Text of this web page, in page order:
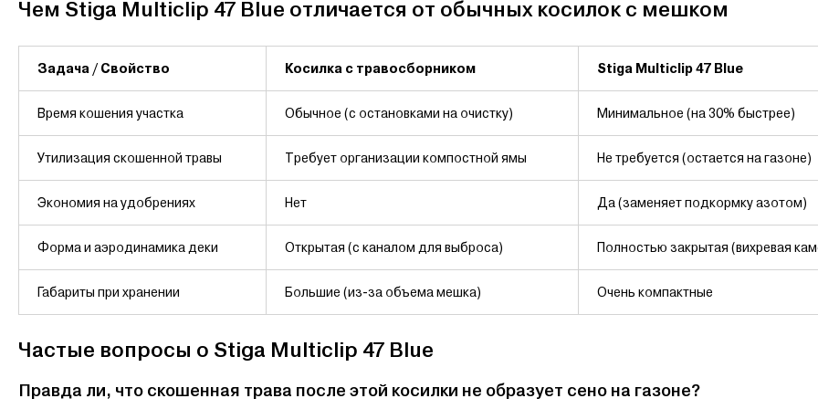
Чем Stiga Multiclip 47 Blue отличается от обычных косилок с мешком
Задача / Свойство Косилка с травосборником Stiga Multiclip 47 Blue
Время кошения участка Обычное (с остановками на очистку) Минимальное (на 30% быстрее)
Утилизация скошенной травы Требует организации компостной ямы Не требуется (остается на газоне)
Экономия на удобрениях Нет Да (заменяет подкормку азотом)
Форма и аэродинамика деки Открытая (с каналом для выброса) Полностью закрытая (вихревая
Габариты при хранении Большие (из-за объема мешка) Очень компактные
Частые вопросы о Stiga Multiclip 47 Blue
Правда ли, что скошенная трава после этой косилки не образует сено на газоне?